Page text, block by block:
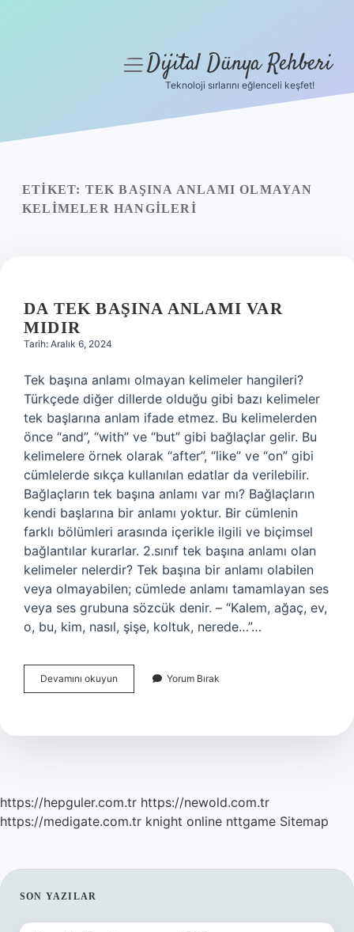
Yasal Uyarı
menüyüDijital Dünya Rehberi
Teknoloji sırlarını eğlenceli keşfet!
ETIKET: TEK BAŞINA ANLAMI OLMAYAN
KELIMELER HANGILERI
DA TEK BAŞINA ANLAMI VAR
MIDIR
Tarih: Aralık 6, 2024
Tek başına anlamı olmayan kelimeler hangileri?
Türkçede diğer dillerde olduğu gibi bazı kelimeler
tek başlarına anlam ifade etmez. Bu kelimelerden
önce “and”, “with” ve “but” gibi bağlaçlar gelir. Bu
kelimelere örnek olarak “after”, “like” ve “on” gibi
cümlelerde sıkça kullanılan edatlar da verilebilir.
Bağlaçların tek başına anlamı var mı? Bağlaçların
kendi başlarına bir anlamı yoktur. Bir cümlenin
farklı bölümleri arasında içerikle ilgili ve biçimsel
bağlantılar kurarlar. 2.sınıf tek başına anlamı olan
kelimeler nelerdir? Tek başına bir anlamı olabilen
veya olmayabilen; cümlede anlamı tamamlayan ses
veya ses grubuna sözcük denir. – “Kalem, ağaç, ev,
o, bu, kim, nasıl, şişe, koltuk, nerede…”…
Devamını okuyun
Tek
Var
Yorum Bırak
https://hepguler.com.tr https://newold.com.tr
https://medigate.com.tr knight online nttgame Sitemap
SIDEBAR
SON YAZILAR